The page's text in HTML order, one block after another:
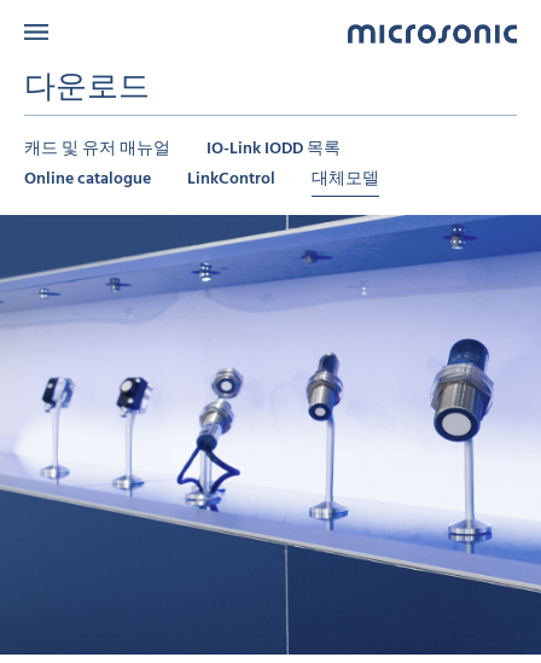
다운로드
캐드 및 유저 매뉴얼
IO-Link IODD 목록
Online catalogue
LinkControl 대체모델